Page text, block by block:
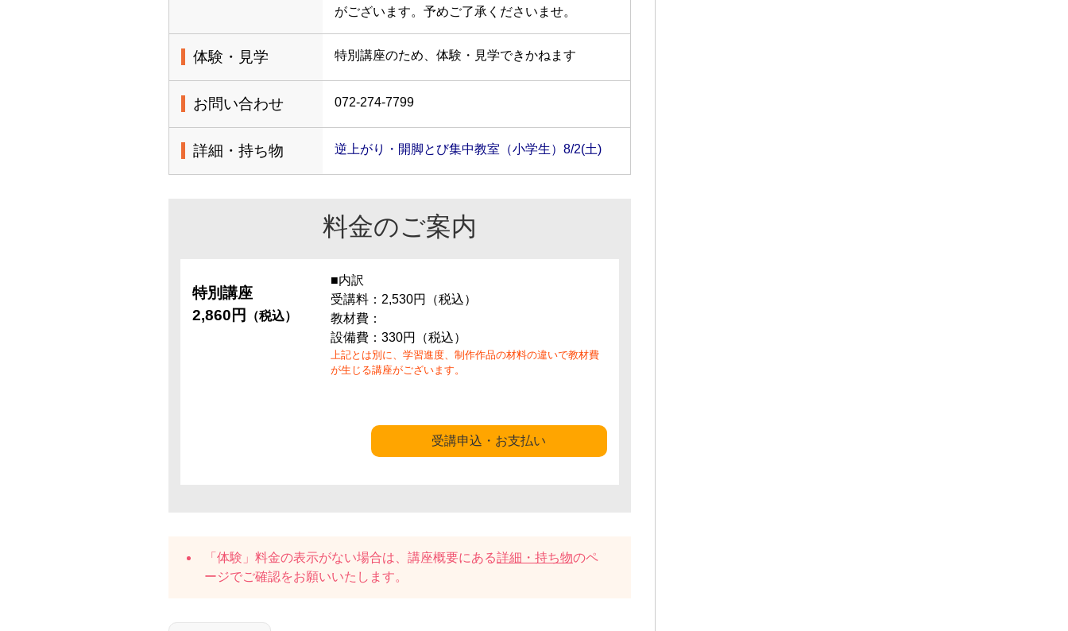
がございます。予めご了承くださいませ。
体験・見学 特別講座のため、体験・見学できかねます
お問い合わせ 072-274-7799
詳細・持ち物 逆上がり・開脚とび集中教室（小学生）8/2(土)
料金のご案内
特別講座
2,860円
（税込）
■内訳
受講料：2,530円（税込）
教材費：
設備費：330円（税込）
上記とは別に、学習進度、制作作品の材料の違いで教材費
が生じる講座がございます。
受講申込・お支払い
「体験」料金の表示がない場合は、講座概要にある詳細・持ち物のペ
ージでご確認をお願いいたします。